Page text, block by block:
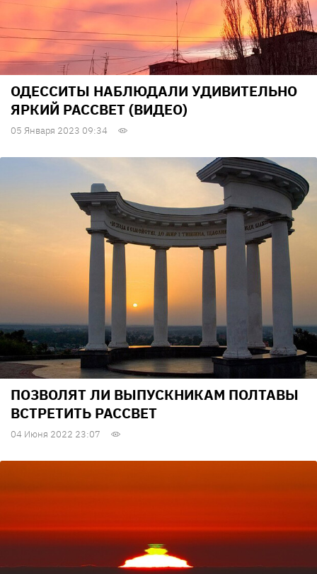
ОДЕССИТЫ НАБЛЮДАЛИ УДИВИТЕЛЬНО
ЯРКИЙ РАССВЕТ (ВИДЕО)
05 Января 2023 09:34
ПОЗВОЛЯТ ЛИ ВЫПУСКНИКАМ ПОЛТАВЫ
ВСТРЕТИТЬ РАССВЕТ
04 Июня 2022 23:07